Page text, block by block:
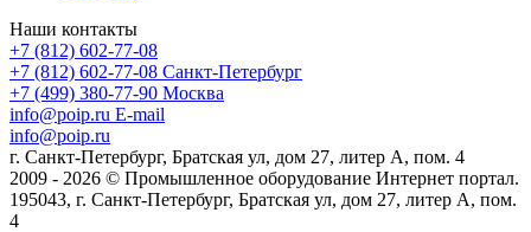
Наши контакты
+7 (812) 602-77-08
+7 (812) 602-77-08 Санкт-Петербург
+7 (499) 380-77-90 Москва
info@poip.ru E-mail
info@poip.ru
г. Санкт-Петербург, Братская ул, дом 27, литер А, пом. 4
2009 - 2026 © Промышленное оборудование Интернет портал.
195043, г. Санкт-Петербург, Братская ул, дом 27, литер А, пом.
4